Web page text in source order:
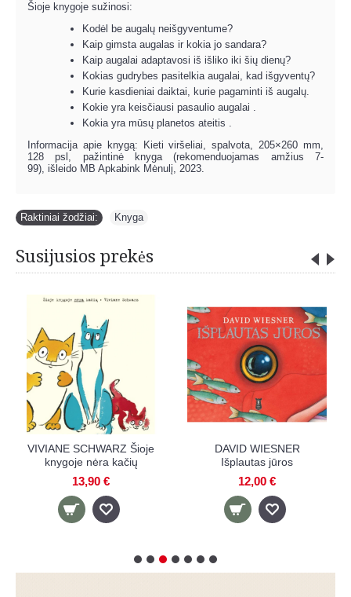
Šioje knygoje sužinosi:
Kodėl be augalų neišgyventume?
Kaip gimsta augalas ir kokia jo sandara?
Kaip augalai adaptavosi iš išliko iki šių dienų?
Kokias gudrybes pasitelkia augalai, kad išgyventų?
Kurie kasdieniai daiktai, kurie pagaminti iš augalų.
Kokie yra keisčiausi pasaulio augalai .
Kokia yra mūsų planetos ateitis .
Informacija apie knygą: Kieti viršeliai, spalvota, 205×260 mm,
128 psl, pažintinė knyga (rekomenduojamas amžius 7-
99), išleido MB Apkabink Mėnulį, 2023.
Raktiniai žodžiai: Knyga
Susijusios prekės
DAVID WIESNER
Išplautas jūros
12,00 €
KATIE BUTTON
Labanakt, Šuniuk!
11,90 €